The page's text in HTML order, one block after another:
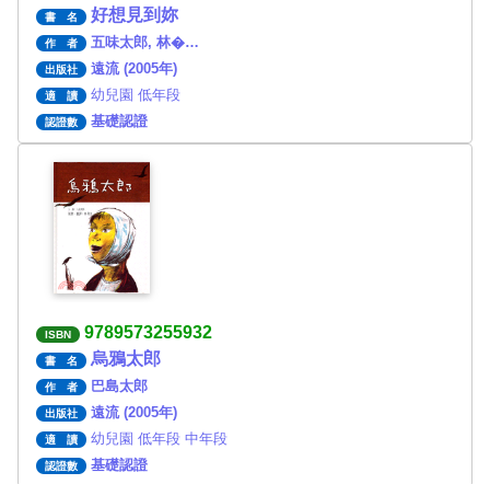
書 名 好想見到妳
作 者 五味太郎, 林�…
出版社 遠流 (2005年)
適 讀 幼兒園 低年段
認證數 基礎認證
ISBN 9789573255932
書 名 烏鴉太郎
作 者 巴島太郎
出版社 遠流 (2005年)
適 讀 幼兒園 低年段 中年段
認證數 基礎認證